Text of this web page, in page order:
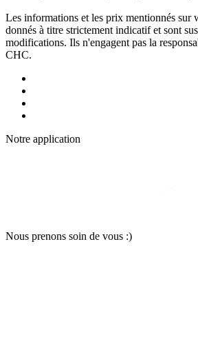
Les informations et les prix mentionnés sur
donnés à titre strictement indicatif et sont
modifications. Ils n'engagent pas la
CHC.
Notre application
Nous prenons soin de vous :)